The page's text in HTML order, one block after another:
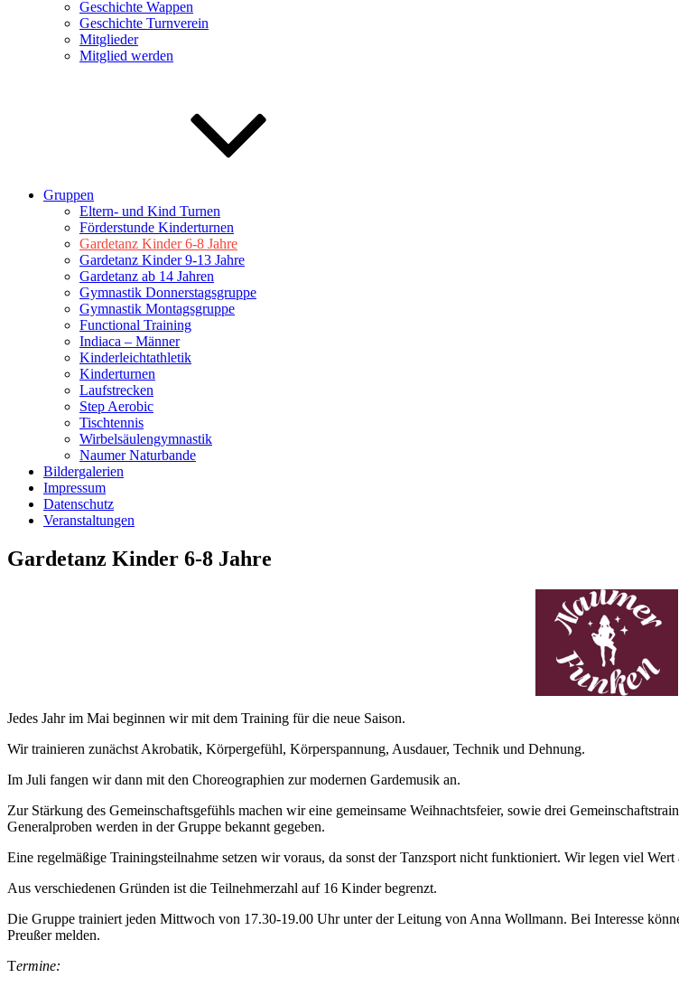
Geschichte Wappen
Geschichte Turnverein
Mitglieder
Mitglied werden
Gruppen
Eltern- und Kind Turnen
Förderstunde Kinderturnen
Gardetanz Kinder 6-8 Jahre
Gardetanz Kinder 9-13 Jahre
Gardetanz ab 14 Jahren
Gymnastik Donnerstagsgruppe
Gymnastik Montagsgruppe
Functional Training
Indiaca – Männer
Kinderleichtathletik
Kinderturnen
Laufstrecken
Step Aerobic
Tischtennis
Wirbelsäulengymnastik
Naumer Naturbande
Bildergalerien
Impressum
Datenschutz
Veranstaltungen
Gardetanz Kinder 6-8 Jahre
Jedes Jahr im Mai beginnen wir mit dem Training für die neue Saison.
Wir trainieren zunächst Akrobatik, Körpergefühl, Körperspannung, Ausdauer, Technik und Dehnung.
Im Juli fangen wir dann mit den Choreographien zur modernen Gardemusik an.
Zur Stärkung des Gemeinschaftsgefühls machen wir eine gemeinsame Weihnachtsfeier, sowie drei
Generalproben werden in der Gruppe bekannt gegeben.
Eine regelmäßige Trainingsteilnahme setzen wir voraus, da sonst der Tanzsport nicht funktioniert. Wir legen viel
Aus verschiedenen Gründen ist die Teilnehmerzahl auf 16 Kinder begrenzt.
Die Gruppe trainiert jeden Mittwoch von 17.30-19.00 Uhr unter der Leitung von Anna Wollmann. Bei Interesse
Preußer melden.
Termine: